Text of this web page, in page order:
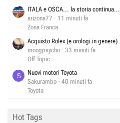
ITALA e OSCA... la storia continua...
arizona77
11 minuti fa
Zona Franca
Acquisto Rolex (e orologi in genere)
moogpsycho
33 minuti fa
Off Topic
S
Nuovi motori Toyota
Sakurambo
40 minuti fa
Toyota
Hot Tags